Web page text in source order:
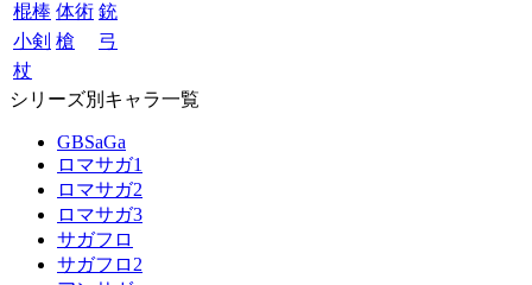
棍棒 体術 銃
小剣 槍
弓
杖
シリーズ別キャラ一覧
GBSaGa
ロマサガ1
ロマサガ2
ロマサガ3
サガフロ
サガフロ2